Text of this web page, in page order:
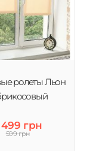
ролеты Льон
499 грн
599 грн